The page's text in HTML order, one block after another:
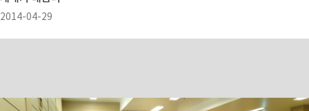
2014-04-29